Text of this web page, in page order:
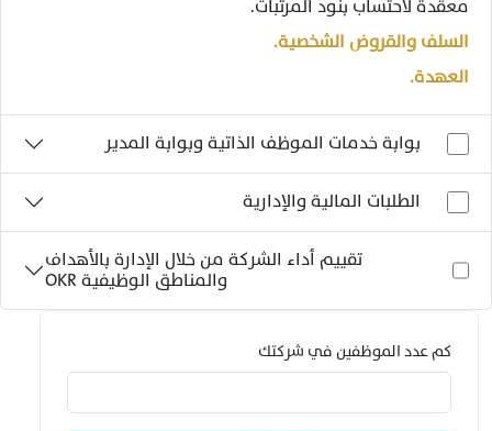
معقدة لاحتساب بنود المرتبات.
السلف والقروض الشخصية.
العهدة.
بوابة خدمات الموظف الذاتية وبوابة المدير
الطلبات المالية والإدارية
تقييم أداء الشركة من خلال الإدارة بالأهداف
والمناطق الوظيفية OKR
كم عدد الموظفين في شركتك